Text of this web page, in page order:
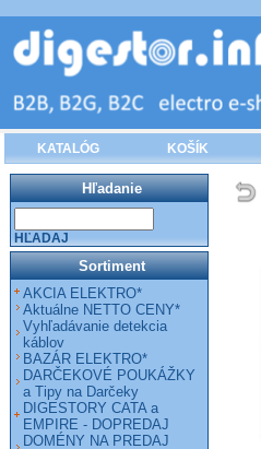
KATALÓG KOŠÍK
Hľadanie
HĽADAJ
Sortiment
AKCIA ELEKTRO*
Aktuálne NETTO CENY*
Vyhľadávanie detekcia
káblov
BAZÁR ELEKTRO*
DARČEKOVÉ POUKÁŽKY
a Tipy na Darčeky
DIGESTORY CATA a
EMPIRE - DOPREDAJ
DOMÉNY NA PREDAJ